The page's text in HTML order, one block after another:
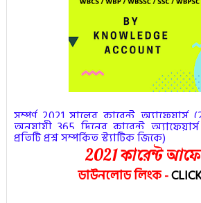
সম্পূর্ণ 2021 সালের কারেন্ট অ্যাফেয়ার্স (
অনুযায়ী 365 দিনের কারেন্ট
প্রতিটি প্রশ্ন সম্পর্কিত স্ট্যাটিক জিকে)
2021 কারেন্ট
ডাউনলোড লিংক-